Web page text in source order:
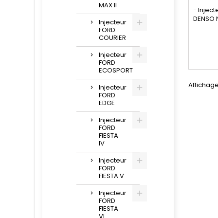
MAX II
Injecteur
FORD
COURIER
Injecteur
FORD
ECOSPORT
Injecteur
FORD
EDGE
Injecteur
FORD
FIESTA
IV
Injecteur
FORD
FIESTA V
Injecteur
FORD
FIESTA
-